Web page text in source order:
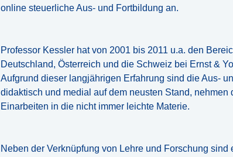
online steuerliche Aus- und Fortbildung an.
Professor Kessler hat von 2001 bis 2011 u.a. den
Deutschland, Österreich und die Schweiz bei Ernst &
Aufgrund dieser langjährigen Erfahrung sind die Aus-
didaktisch und medial auf dem neusten Stand,
Einarbeiten in die nicht immer leichte Materie.
Neben der Verknüpfung von Lehre und Forschung